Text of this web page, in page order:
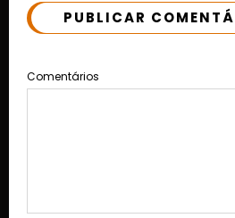
PUBLICAR
Comentários